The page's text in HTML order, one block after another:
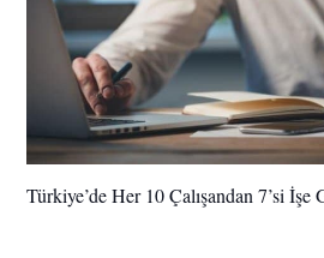
Türkiye’de Her 10 Çalışandan 7’si